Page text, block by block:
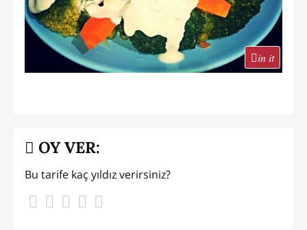
in it
OY VER:
Bu tarife kaç yıldız verirsiniz?